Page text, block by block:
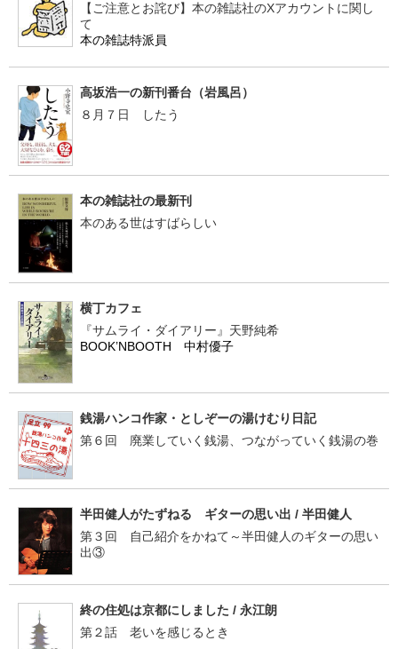
【ご注意とお詫び】本の雑誌社のXアカウントに関し
て
本の雑誌特派員
高坂浩一の新刊番台（岩風呂）
８月７日 したう
本の雑誌社の最新刊
本のある世はすばらしい
横丁カフェ
『サムライ・ダイアリー』天野純希
BOOK’NBOOTH 中村優子
銭湯ハンコ作家・としぞーの湯けむり日記
第６回 廃業していく銭湯、つながっていく銭湯の巻
半田健人がたずねる ギターの思い出 / 半田健人
第３回 自己紹介をかねて～半田健人のギターの思い
出③
終の住処は京都にしました / 永江朗
第２話 老いを感じるとき